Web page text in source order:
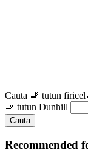
Cauta 🚬 tutun firicel
🚬 tutun Dunhill
Cauta
Recommended